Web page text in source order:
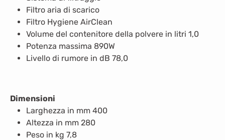
Filtro aria di scarico
Filtro Hygiene AirClean
Volume del contenitore della polvere in litri 1,0
Potenza massima 890W
Livello di rumore in dB 78,0
Dimensioni
Larghezza in mm 400
Altezza in mm 280
Peso in kg 7,8